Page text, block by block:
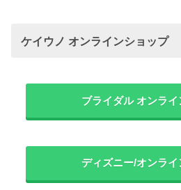
ケイウノ オンラインショップ
ブライダル オンラ
ディズニー/オンラ